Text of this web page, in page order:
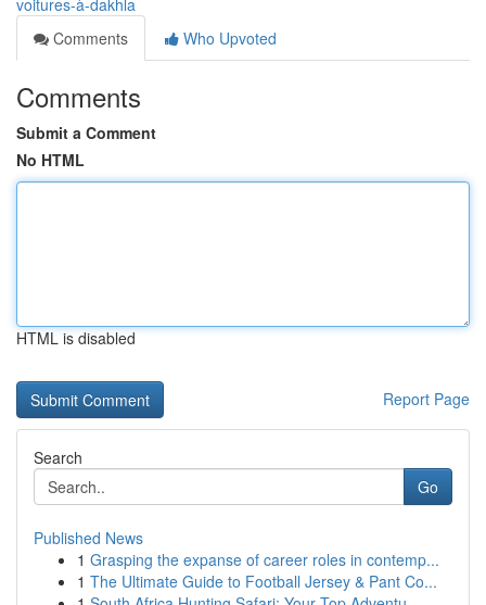
voitures-à-dakhla
Comments
Who Upvoted
Comments
Submit a Comment
No HTML
HTML is disabled
Report Page
Search
Go
Published News
1 Grasping the expanse of career roles in contemp...
1 The Ultimate Guide to Football Jersey & Pant Co...